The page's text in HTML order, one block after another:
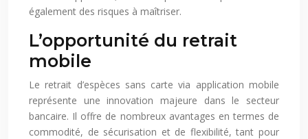
également des risques à maîtriser.
L’opportunité du retrait
mobile
Le retrait d’espèces sans carte via application mobile
représente une innovation majeure dans le secteur
bancaire. Il offre de nombreux avantages en termes de
commodité, de sécurisation et de flexibilité, tant pour